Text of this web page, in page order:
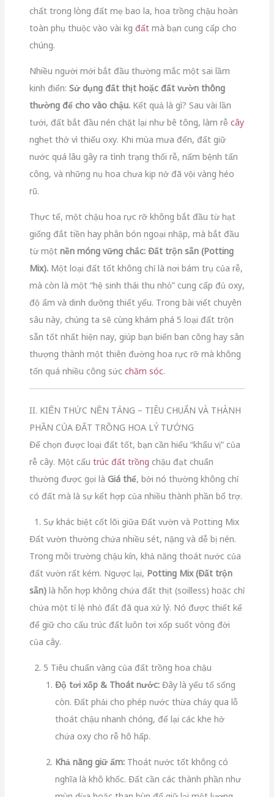
chất trong lòng đất mẹ bao la, hoa trồng chậu hoàn
toàn phụ thuộc vào vài kg đấtmà bạn cung cấp cho
chúng.
Nhiều người mới bắt đầu thường mắc một sai lầm
kinh điển: Sử dụng đất thịt hoặc đất vườn thông
thường để cho vào chậu.Kết quả là gì? Sau vài lần
tưới, đất bắt đầu nén chặt lại như bê tông, làm rễ cây
nghẹt thở vì thiếu oxy. Khi mùa mưa đến, đất giữ
nước quá lâu gây ra tình trạng thối rễ, nấm bệnh tấn
công, và những nụ hoa chưa kịp nở đã vội vàng héo
rũ.
Thực tế, một chậu hoa rực rỡ không bắt đầu từ hạt
giống đắt tiền hay phân bón ngoại nhập, mà bắt đầu
từ một nền móng vững chắc: Đất trộn sẵn (Potting
Mix).Một loại đất tốt không chỉ là nơi bám trụ của rễ,
mà còn là một “hệ sinh thái thu nhỏ” cung cấp đủ oxy,
độ ẩm và dinh dưỡng thiết yếu. Trong bài viết chuyên
sâu này, chúng ta sẽ cùng khám phá 5 loại đất trộn
sẵn tốt nhất hiện nay, giúp bạn biến ban công hay sân
thượng thành một thiên đường hoa rực rỡ mà không
tốn quá nhiều công sức chăm sóc.
II. KIẾN THỨC NỀN TẢNG – TIÊU CHUẨN VÀ THÀNH
PHẦN CỦA ĐẤT TRỒNG HOA LÝ TƯỞNG
Để chọn được loại đất tốt, bạn cần hiểu “khẩu vị” của
rễ cây. Một cấu trúc đất trồng chậu đạt chuẩn
thường được gọi là Giá thể, bởi nó thường không chỉ
có đất mà là sự kết hợp của nhiều thành phần bổ trợ.
1. Sự khác biệt cốt lõi giữa Đất vườn và Potting Mix
Đất vườn thường chứa nhiều sét, nặng và dễ bị nén.
Trong môi trường chậu kín, khả năng thoát nước của
đất vườn rất kém. Ngược lại, Potting Mix (Đất trộn
sẵn)là hỗn hợp không chứa đất thịt (soilless) hoặc chỉ
chứa một tỉ lệ nhỏ đất đã qua xử lý. Nó được thiết kế
để giữ cho cấu trúc đất luôn tơi xốp suốt vòng đời
của cây.
2. 5 Tiêu chuẩn vàng của đất trồng hoa chậu
Độ tơi xốp & Thoát nước:Đây là yếu tố sống
còn. Đất phải cho phép nước thừa chảy qua lỗ
thoát chậu nhanh chóng, để lại các khe hở
chứa oxy cho rễ hô hấp.
Khả năng giữ ẩm:Thoát nước tốt không có
nghĩa là khô khốc. Đất cần các thành phần như